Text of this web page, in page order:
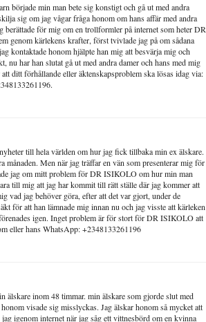
började min man bete sig konstigt och gå ut med andra
sig om jag vågar fråga honom om hans affär med andra
för mig om en trollformler på internet som heter DR
genom kärlekens krafter, först tvivlade jag på om sådana
kontaktade honom hjälpte han mig att besvärja mig och
har han slutat gå ut med andra damer och hans med mig
ditt förhållande eller äktenskapsproblem ska lösas idag via:
till hela världen om hur jag fick tillbaka min ex älskare.
Men när jag träffar en vän som presenterar mig för
jag om mitt problem för DR ISIKOLO om hur min man
till mig att jag har kommit till rätt ställe där jag kommer att
vad jag behöver göra, efter att det var gjort, under de
för att han lämnade mig innan nu och jag visste att kärleken
igen. Inget problem är för stort för DR ISIKOLO att
eller hans WhatsApp: +2348133261196
inom 48 timmar. min älskare som gjorde slut med
visade sig misslyckas. Jag älskar honom så mycket att
igenom internet när jag såg ett vittnesbörd om en kvinna